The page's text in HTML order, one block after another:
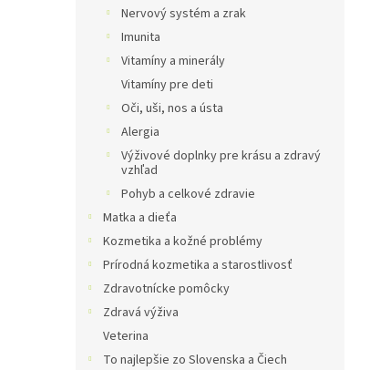
Nervový systém a zrak
Imunita
Vitamíny a minerály
Vitamíny pre deti
Oči, uši, nos a ústa
Alergia
Výživové doplnky pre krásu a zdravý
vzhľad
Pohyb a celkové zdravie
Matka a dieťa
Kozmetika a kožné problémy
Prírodná kozmetika a starostlivosť
Zdravotnícke pomôcky
Zdravá výživa
Veterina
To najlepšie zo Slovenska a Čiech